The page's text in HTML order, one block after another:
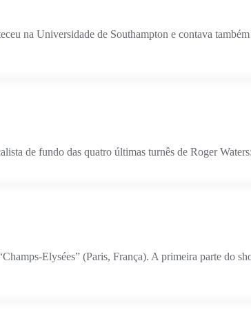
na Universidade de Southampton e contava
de fundo das quatro últimas turnês de Roger
Elysées” (Paris, França). A primeira parte do